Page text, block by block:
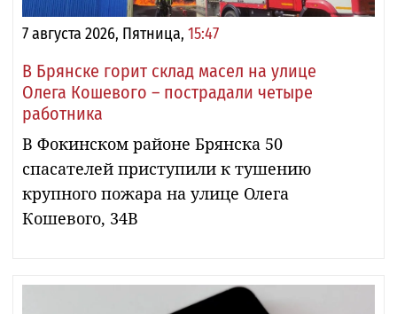
7 августа 2026, Пятница, 15:47
В Брянске горит склад масел на улице
Олега Кошевого – пострадали четыре
работника
В Фокинском районе Брянска 50
спасателей приступили к тушению
крупного пожара на улице Олега
Кошевого, 34В